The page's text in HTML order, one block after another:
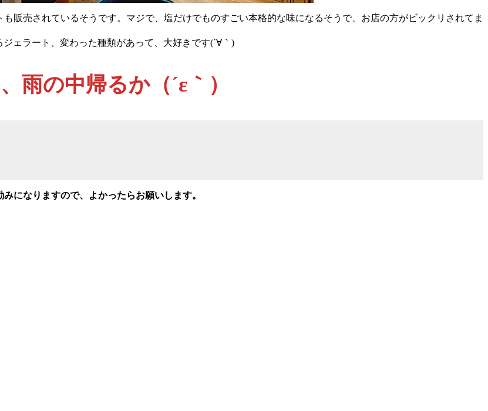
販売されているそうです。マジで、塩だけでものすごい本格的な味になるそうで、お店の方がビックリされてま
ェラート、変わった種類があって、大好きです(´∀｀)
雨の中帰るか（´ε｀）
になりますので、よかったらお願いします。